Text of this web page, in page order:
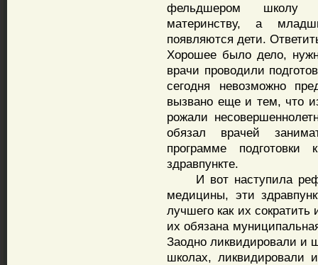
фельдшером школу
материнству, а
появляются дети.
Хорошее было дело,
врачи проводили
сегодня невозможно
вызвано еще и тем, что
рожали
обязал врачей
программе
здравпункте.
И вот наступила
медицины, эти
лучшего как их
их обязана
Заодно ликвидировали и
школах, ликвидировали